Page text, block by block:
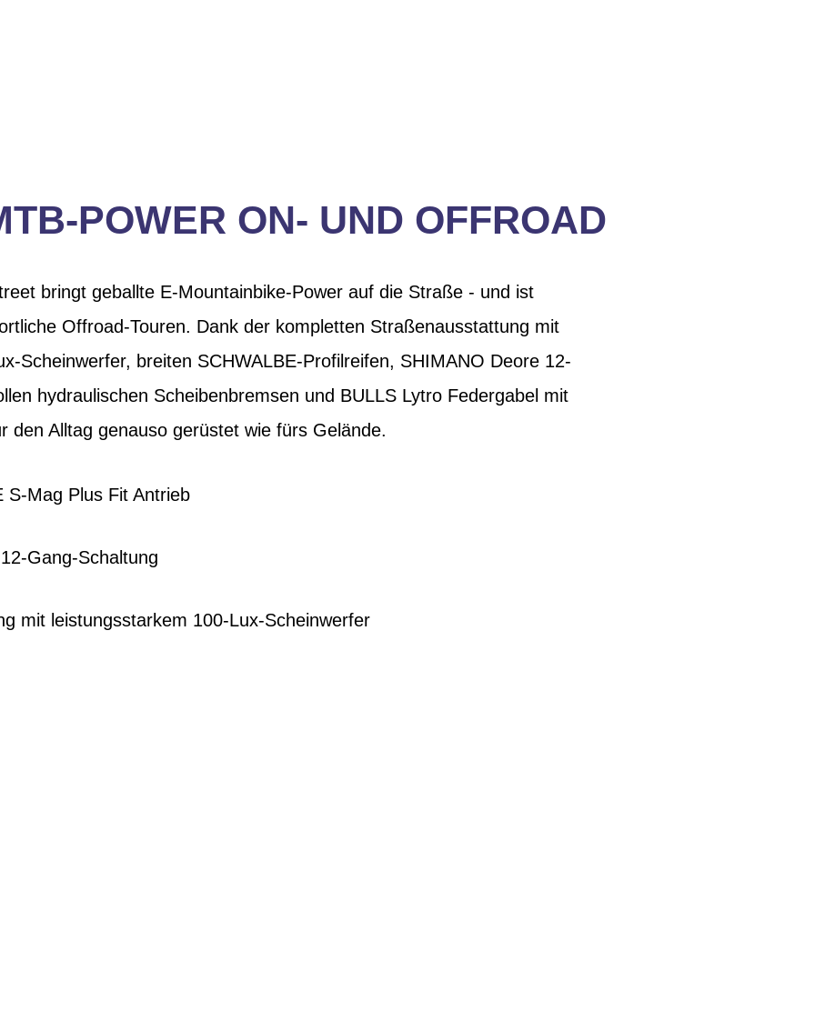
POWER ON- UND OFFROAD
bringt geballte E-Mountainbike-Power auf die Straße - und ist
Offroad-Touren. Dank der kompletten Straßenausstattung mit
Scheinwerfer, breiten SCHWALBE-Profilreifen, SHIMANO Deore 12-
hydraulischen Scheibenbremsen und BULLS Lytro Federgabel mit
den Alltag genauso gerüstet wie fürs Gelände.
S-Mag Plus Fit Antrieb
Gang-Schaltung
mit leistungsstarkem 100-Lux-Scheinwerfer